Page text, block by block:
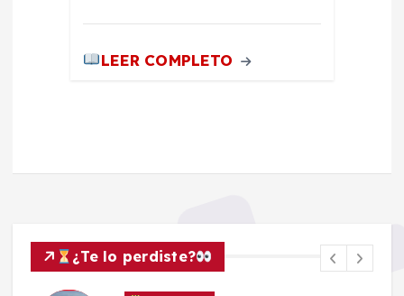
LEER COMPLETO
¿Te lo perdiste?